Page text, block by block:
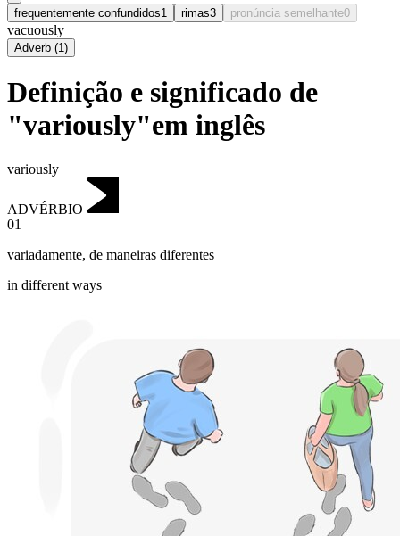
frequentemente confundidos1 rimas3 pronúncia semelhante0
vacuously
Adverb (1)
Definição e significado de
"variously"em inglês
variously
ADVÉRBIO
01
variadamente, de maneiras diferentes
in different ways